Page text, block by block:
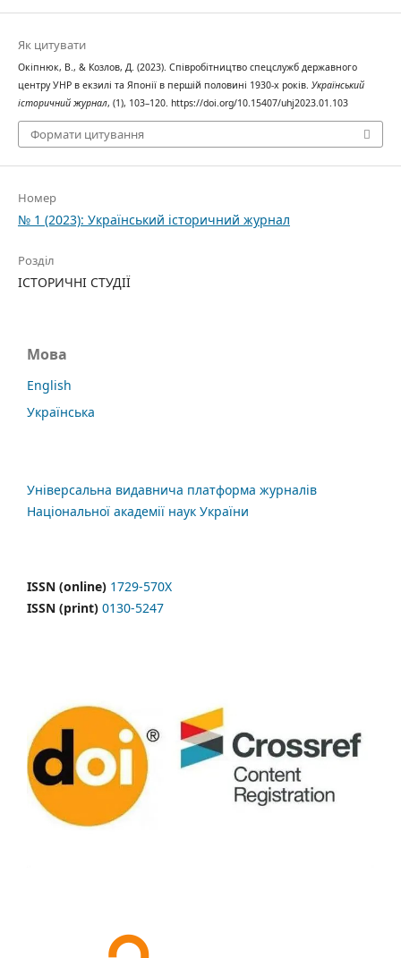
Як цитувати
Окіпнюк, В., & Козлов, Д. (2023). Співробітництво спецслужб державного
центру УНР в екзилі та Японії в першій половині 1930-х років. Український
історичний журнал, (1), 103–120. https://doi.org/10.15407/uhj2023.01.103
Формати цитування
Номер
№ 1 (2023): Український історичний журнал
Розділ
ІСТОРИЧНІ СТУДІЇ
Мова
English
Українська
Універсальна видавнича платформа журналів
Національної академії наук України
ISSN (online) 1729-570X
ISSN (print) 0130-5247